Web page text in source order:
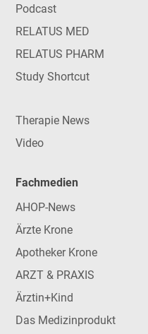
Podcast
RELATUS MED
RELATUS PHARM
Study Shortcut
Therapie News
Video
Fachmedien
AHOP-News
Ärzte Krone
Apotheker Krone
ARZT & PRAXIS
Ärztin+Kind
Das Medizinprodukt